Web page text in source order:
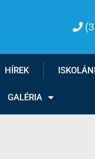

HÍREK
GALÉRIA